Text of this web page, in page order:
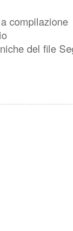
compilazione
del file